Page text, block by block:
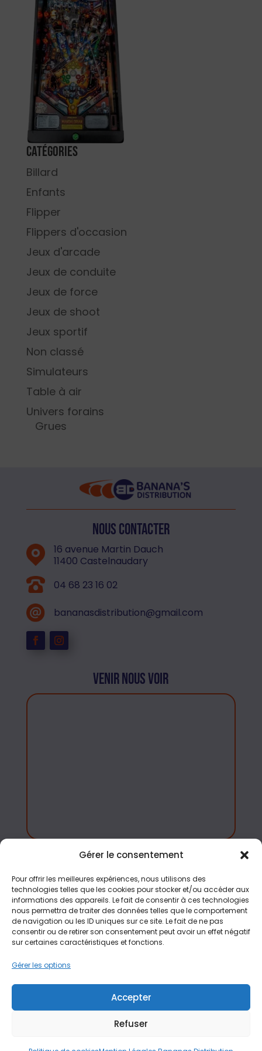
Gérer le consentement
Pour offrir les meilleures expériences, nous utilisons des
technologies telles que les cookies pour stocker et/ou accéder aux
informations des appareils. Le fait de consentir à ces technologies
nous permettra de traiter des données telles que le comportement
de navigation ou les ID uniques sur ce site. Le fait de ne pas
consentir ou de retirer son consentement peut avoir un effet négatif
sur certaines caractéristiques et fonctions.
Gérer les options
Accepter
Refuser
Catégories
Billard
Enfants
Flipper
Flippers d'occasion
Jeux d'arcade
Jeux de conduite
Jeux de force
Jeux de shoot
Jeux sportif
Non classé
Simulateurs
Table à air
Univers forains
Grues
Nous contacter
16 avenue Martin Dauch
11400 Castelnaudary
04 68 23 16 02
bananasdistribution@gmail.com
Venir nous voir
Tous nos jeux
Aménagement
Contact
Blog
FàQ
Plan du site
Politique de cookies (UE)